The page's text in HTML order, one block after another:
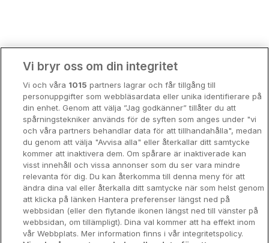
Storstadsweekend
Hotellrum under 995 kr
Spahotell
Sydsverige
Om Hotellpremien
Nya hotell
Stadsweekend
Vi bryr oss om din integritet
Vi och våra 1015 partners lagrar och får tillgång till
personuppgifter som webbläsardata eller unika identifierare på
din enhet. Genom att välja ”Jag godkänner” tillåter du att
spårningstekniker används för de syften som anges under "vi
och våra partners behandlar data för att tillhandahålla", medan
du genom att välja "Avvisa alla" eller återkallar ditt samtycke
kommer att inaktivera dem. Om spårare är inaktiverade kan
visst innehåll och vissa annonser som du ser vara mindre
relevanta för dig. Du kan återkomma till denna meny för att
ändra dina val eller återkalla ditt samtycke när som helst genom
att klicka på länken Hantera preferenser längst ned på
webbsidan (eller den flytande ikonen längst ned till vänster på
webbsidan, om tillämpligt). Dina val kommer att ha effekt inom
vår Webbplats. Mer information finns i vår integritetspolicy.